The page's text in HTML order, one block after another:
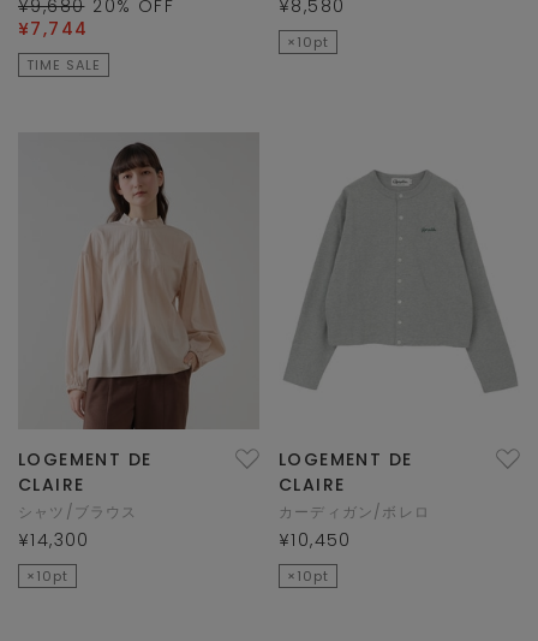
¥9,680 20% OFF
¥7,744
TIME SALE
¥8,580
×10pt
LOGEMENT DE
CLAIRE
シャツ/ブラウス
¥14,300
×10pt
LOGEMENT DE
CLAIRE
カーディガン/ボレロ
¥10,450
×10pt